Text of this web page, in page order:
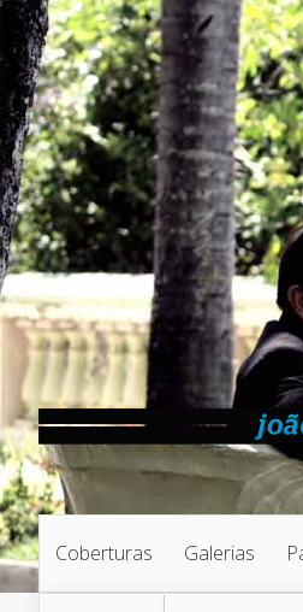
Coberturas Galerias